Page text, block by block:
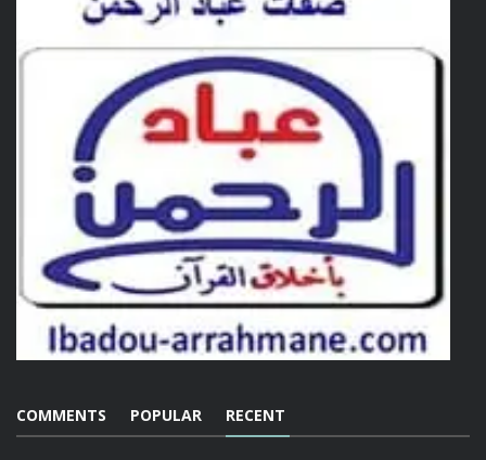
RECENT
POPULAR
COMMENTS